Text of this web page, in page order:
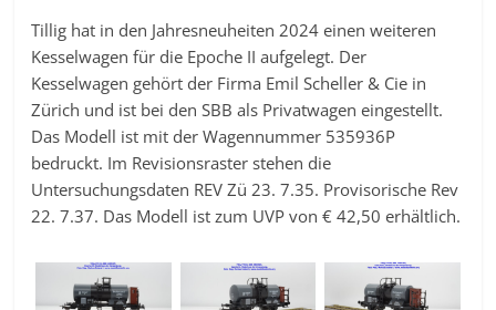
Tillig hat in den Jahresneuheiten 2024 einen weiteren
Kesselwagen für die Epoche II aufgelegt. Der
Kesselwagen gehört der Firma Emil Scheller & Cie in
Zürich und ist bei den SBB als Privatwagen eingestellt.
Das Modell ist mit der Wagennummer 535936P
bedruckt. Im Revisionsraster stehen die
Untersuchungsdaten REV Zü 23. 7.35. Provisorische Rev
22. 7.37. Das Modell ist zum UVP von € 42,50 erhältlich.